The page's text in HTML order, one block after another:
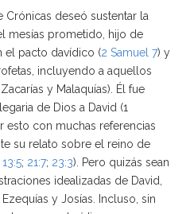
Crónicas deseó sustentar la
mesías prometido, hijo de
el pacto davídico (2 Samuel 7) y
incluyendo a aquellos
y Malaquías). Él fue
de Dios a David (1
esto con muchas referencias
su relato sobre el reino de
; 21:7; 23:3). Pero quizás sean
idealizadas de David,
y Josías. Incluso, sin